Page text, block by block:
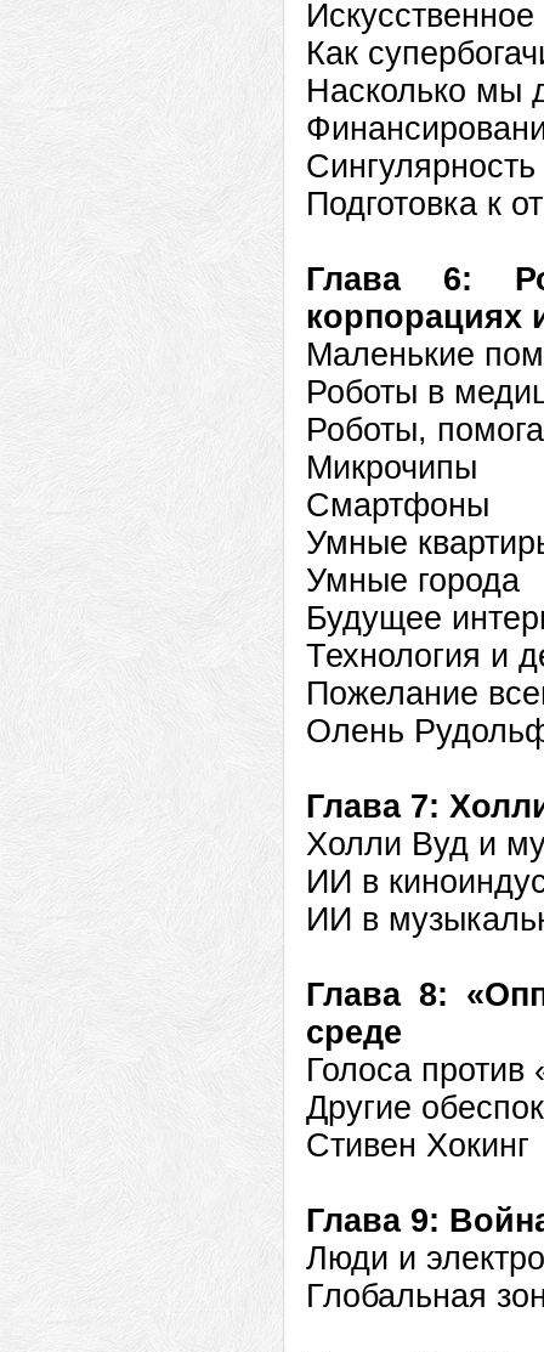
Как
Насколько мы
Подготовка к
Глава 6:
корпорациях
Маленькие
Роботы в
Роботы,
Микрочипы
Смартфоны
Умные
Умные города
Будущее
Технология и
Пожелание
Олень
Глава 7:
Холли Вуд и
ИИ в
ИИ в
Глава 8:
среде
Голоса
Другие
Стивен Хокинг
Глава 9:
Люди и
Глобальная